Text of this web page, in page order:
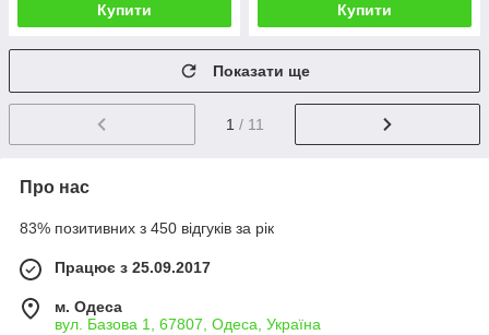
Купити Купити
Показати ще
1 / 11
Про нас
83% позитивних з 450 відгуків за рік
Працює з 25.09.2017
м. Одеса
вул. Базова 1, 67807, Одеса, Україна